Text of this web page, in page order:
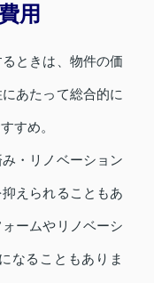
用
ときは、物件の価
あたって総合的に
すめ。
・リノベーション
えられることもあ
ームやリノベーシ
なることもありま